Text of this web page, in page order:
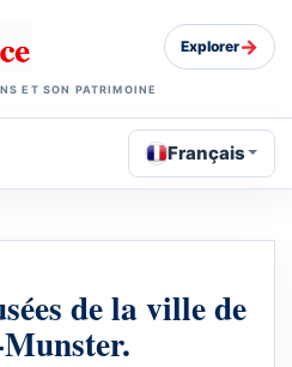
ET SON PATRIMOINE
Explorer→
Français
de la ville de